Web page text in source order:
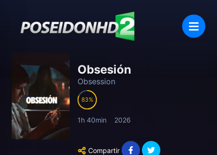
Obsesión
Obsession
83
1h 40min 2026
Compartir